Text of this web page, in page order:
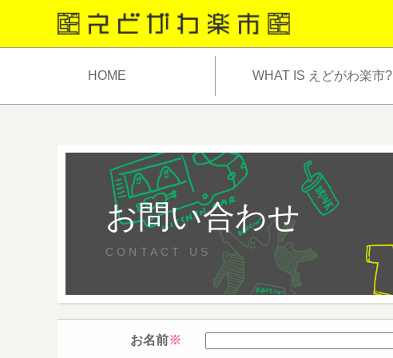
HOME WHAT IS えどがわ楽市?
お問い合わせ
CONTACT US
お名前※